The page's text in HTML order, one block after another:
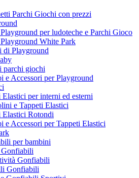
Parchi Giochi con prezzi
per ludoteche e Parchi Gioco
White Park
di Playground
parchi giochi
e Accessori per Playground
Elastici per interni ed esterni
e Tappeti Elastici
Elastici Rotondi
e Accessori per Tappeti Elastici
per bambini
Gonfiabili
Gonfiabili